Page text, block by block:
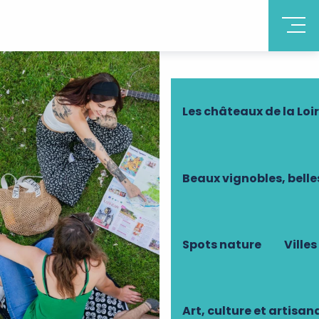
Découvrir la
Les châteaux de la
Beaux vignobles,
Spots nature
Art, culture et